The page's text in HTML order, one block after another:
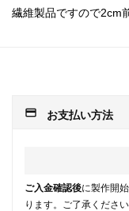
繊維製品ですので2cm
payment お支払い方法
ご入金確認後に製作開
ります。ご了承ください